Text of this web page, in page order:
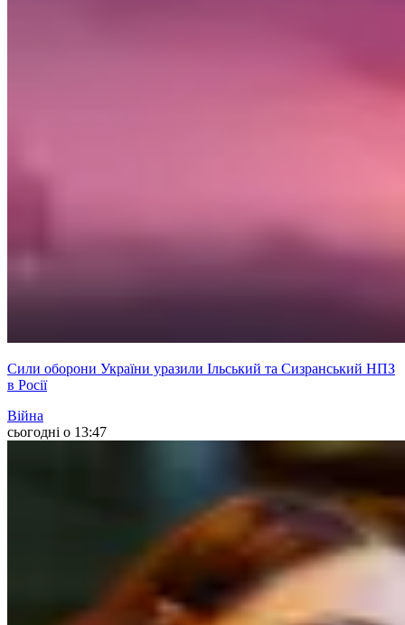
Сили оборони України уразили Ільський та Сизранський НПЗ
в Росії
Війна
сьогодні о 13:47